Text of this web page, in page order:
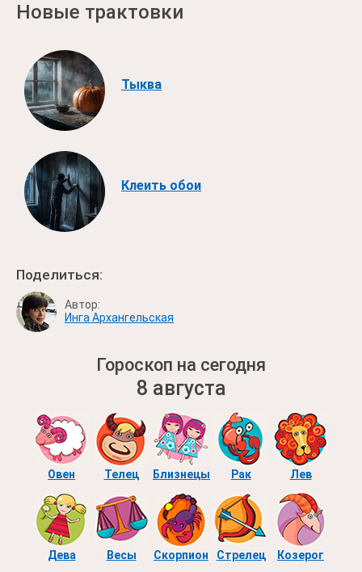
Новые трактовки
Тыква
Клеить обои
Поделиться:
Автор:
Инга Архангельская
Гороскоп на сегодня
8 августа
Овен Телец Близнецы Рак Лев
Дева Весы Скорпион Стрелец Козерог